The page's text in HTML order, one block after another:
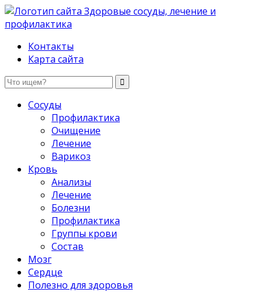
Здоровые сосуды, лечение и профилактика
Контакты
Карта сайта
Сосуды
Профилактика
Очищение
Лечение
Варикоз
Кровь
Анализы
Лечение
Болезни
Профилактика
Группы крови
Состав
Мозг
Сердце
Полезно для здоровья